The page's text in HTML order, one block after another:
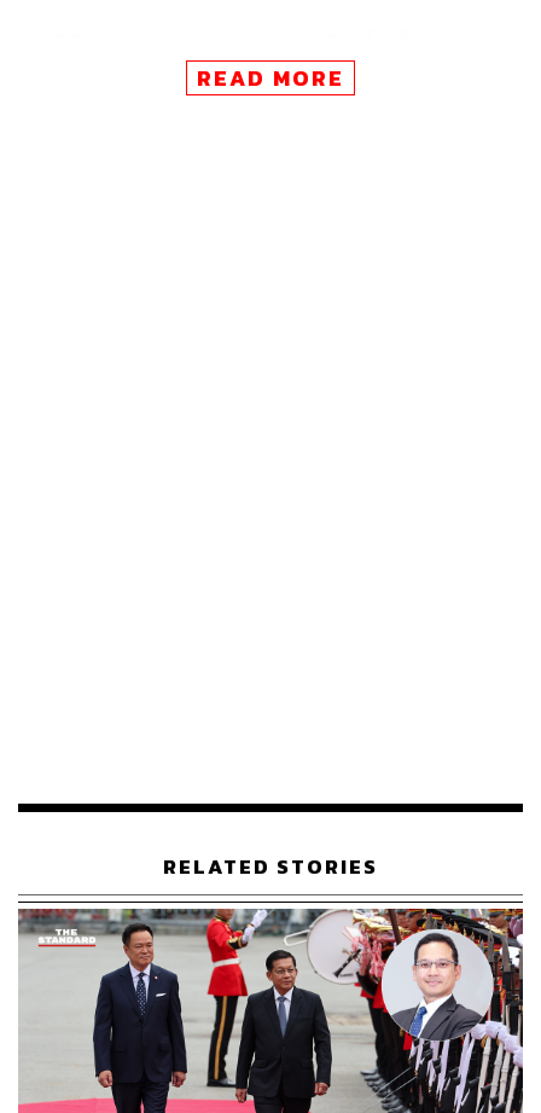
ประวัติศาสตร์ของอินเดียที่เราควรรู้
เนื่องจากสภาพภูมิศาสตร์อันกว้างใหญ่ของอินเดีย การลง
ออกเป็น 7 ระยะในรัฐต่างๆ ซึ่งกินเวลารวมถึง 44 วัน (19
เมษายน – 1 มิถุนายน) และจะทราบผลการเลือกตั้งในวันที่ 4
มิถุนายน
หน่วยเลือกตั้งทั้งหมดมีจำนวนกว่า 1 ล้านหน่วย และมีการใช้
เครื่องลงคะแนนอิเล็กทรอนิกส์ โดยคณะกรรมการการเลือก
ตั้งของอินเดียมีการจัดเตรียมเจ้าหน้าที่ 15 ล้านคนในการ
ดูแลการเลือกตั้งครั้งนี้
READ MORE
RELATED STORIES